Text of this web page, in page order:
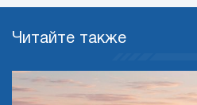
Читайте также